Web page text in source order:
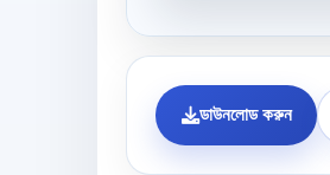
ডাউনলোড করুন